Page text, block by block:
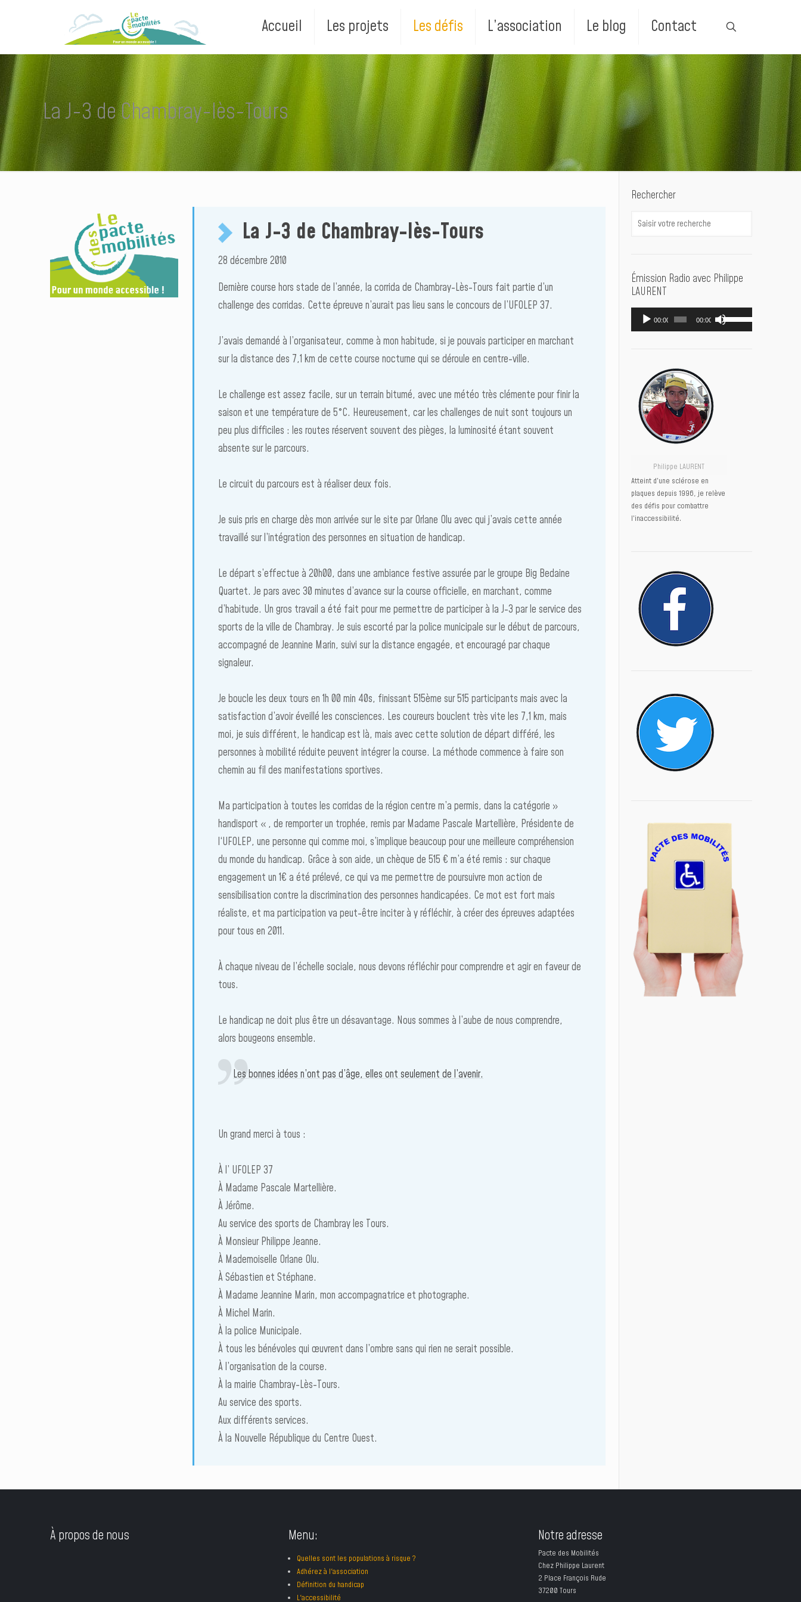
Accueil Les projets Les défis L’association Le blog Contact
La J-3 de Chambray-lès-Tours
La J-3 de Chambray-lès-Tours
28 décembre 2010
Dernière course hors stade de l’année, la corrida de Chambray-Lès-Tours fait partie d’un
challenge des corridas. Cette épreuve n’aurait pas lieu sans le concours de l’UFOLEP 37.
J’avais demandé à l’organisateur, comme à mon habitude, si je pouvais participer en marchant
sur la distance des 7,1 km de cette course nocturne qui se déroule en centre-ville.
Le challenge est assez facile, sur un terrain bitumé, avec une météo très clémente pour finir la
saison et une température de 5°C. Heureusement, car les challenges de nuit sont toujours un
peu plus difficiles : les routes réservent souvent des pièges, la luminosité étant souvent
absente sur le parcours.
Le circuit du parcours est à réaliser deux fois.
Je suis pris en charge dès mon arrivée sur le site par Orlane Olu avec qui j’avais cette année
travaillé sur l’intégration des personnes en situation de handicap.
Le départ s’effectue à 20h00, dans une ambiance festive assurée par le groupe Big Bedaine
Quartet. Je pars avec 30 minutes d’avance sur la course officielle, en marchant, comme
d’habitude. Un gros travail a été fait pour me permettre de participer à la J-3 par le service des
sports de la ville de Chambray. Je suis escorté par la police municipale sur le début de parcours,
accompagné de Jeannine Marin, suivi sur la distance engagée, et encouragé par chaque
signaleur.
Je boucle les deux tours en 1h 00 min 40s, finissant 515ème sur 515 participants mais avec la
satisfaction d’avoir éveillé les consciences. Les coureurs bouclent très vite les 7,1 km, mais
moi, je suis différent, le handicap est là, mais avec cette solution de départ différé, les
personnes à mobilité réduite peuvent intégrer la course. La méthode commence à faire son
chemin au fil des manifestations sportives.
Ma participation à toutes les corridas de la région centre m’a permis, dans la catégorie »
handisport « , de remporter un trophée, remis par Madame Pascale Martellière, Présidente de
l‘UFOLEP, une personne qui comme moi, s’implique beaucoup pour une meilleure compréhension
du monde du handicap. Grâce à son aide, un chèque de 515 € m’a été remis : sur chaque
engagement un 1€ a été prélevé, ce qui va me permettre de poursuivre mon action de
sensibilisation contre la discrimination des personnes handicapées. Ce mot est fort mais
réaliste, et ma participation va peut-être inciter à y réfléchir, à créer des épreuves adaptées
pour tous en 2011.
À chaque niveau de l’échelle sociale, nous devons réfléchir pour comprendre et agir en faveur de
tous.
Le handicap ne doit plus être un désavantage. Nous sommes à l’aube de nous comprendre,
alors bougeons ensemble.
Les bonnes idées n’ont pas d’âge, elles ont seulement de l’avenir.
Un grand merci à tous :
À l’ UFOLEP 37
À Madame Pascale Martellière.
À Jérôme.
Au service des sports de Chambray les Tours.
À Monsieur Philippe Jeanne.
À Mademoiselle Orlane Olu.
À Sébastien et Stéphane.
À Madame Jeannine Marin, mon accompagnatrice et photographe.
À Michel Marin.
À la police Municipale.
À tous les bénévoles qui œuvrent dans l’ombre sans qui rien ne serait possible.
À l’organisation de la course.
À la mairie Chambray-Lès-Tours.
Au service des sports.
Aux différents services.
À la Nouvelle République du Centre Ouest.
Rechercher
Émission Radio avec Philippe
LAURENT
Lecteur
audio
00:00 00:00
Utilisez
les
Philippe LAURENT
Atteint d’une sclérose en
plaques depuis 1996, je relève
des défis pour combattre
l’inaccessibilité.
À propos de nous Menu:
Quelles sont les populations à risque ?
Adhérez à l'association
Définition du handicap
L'accessibilité
Notre adresse
Pacte des Mobilités
Chez Philippe Laurent
2 Place François Rude
37200 Tours